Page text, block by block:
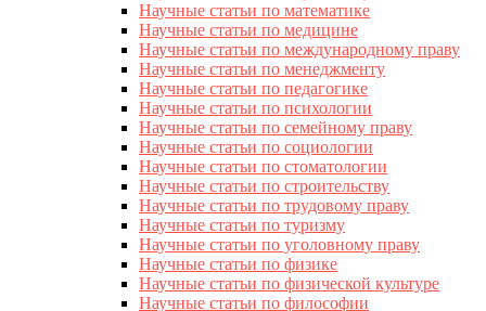
Научные статьи по математике
Научные статьи по медицине
Научные статьи по международному праву
Научные статьи по менеджменту
Научные статьи по педагогике
Научные статьи по психологии
Научные статьи по семейному праву
Научные статьи по социологии
Научные статьи по стоматологии
Научные статьи по строительству
Научные статьи по трудовому праву
Научные статьи по туризму
Научные статьи по уголовному праву
Научные статьи по физике
Научные статьи по физической культуре
Научные статьи по философии